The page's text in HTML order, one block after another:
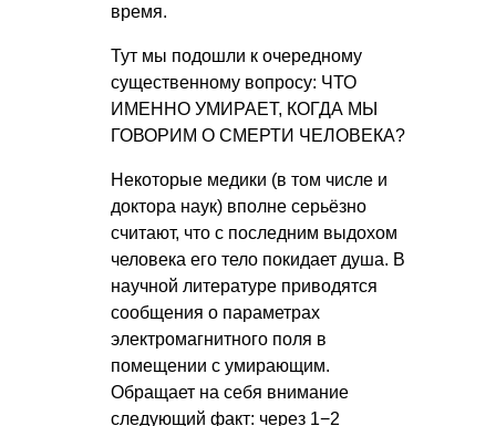
время.
Тут мы подошли к очередному
существенному вопросу: ЧТО
ИМЕННО УМИРАЕТ, КОГДА МЫ
ГОВОРИМ О СМЕРТИ ЧЕЛОВЕКА?
Некоторые медики (в том числе и
доктора наук) вполне серьёзно
считают, что с последним выдохом
человека его тело покидает душа. В
научной литературе приводятся
сообщения о параметрах
электромагнитного поля в
помещении с умирающим.
Обращает на себя внимание
следующий факт: через 1−2